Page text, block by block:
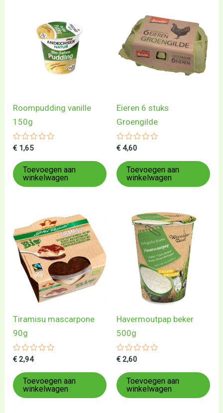
Roompudding vanille
150g
Gewaardeerd
uit
5
€ 1,65
Toevoegen aan
winkelwagen
Eieren 6 stuks
Groengilde
Gewaardeerd
uit
5
€ 4,60
Toevoegen aan
winkelwagen
Tiramisu mascarpone
90g
Gewaardeerd
uit
5
€ 2,94
Toevoegen aan
winkelwagen
Havermoutpap beker
500g
Gewaardeerd
uit
5
€ 2,60
Toevoegen aan
winkelwagen